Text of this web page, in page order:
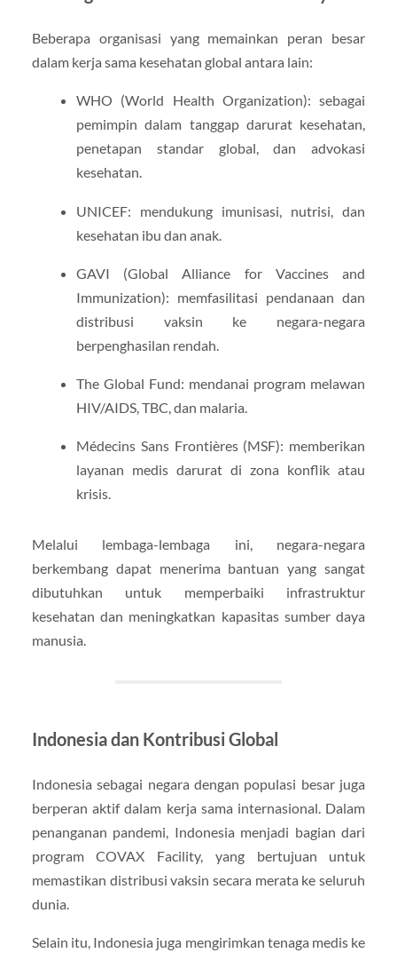
Beberapa organisasi yang memainkan peran besar
dalam kerja sama kesehatan global antara lain:
WHO (World Health Organization): sebagai
pemimpin dalam tanggap darurat kesehatan,
penetapan standar global, dan advokasi
kesehatan.
UNICEF: mendukung imunisasi, nutrisi, dan
kesehatan ibu dan anak.
GAVI (Global Alliance for Vaccines and
Immunization): memfasilitasi pendanaan dan
distribusi vaksin ke negara-negara
berpenghasilan rendah.
The Global Fund: mendanai program melawan
HIV/AIDS, TBC, dan malaria.
Médecins Sans Frontières (MSF): memberikan
layanan medis darurat di zona konflik atau
krisis.
Melalui lembaga-lembaga ini, negara-negara
berkembang dapat menerima bantuan yang sangat
dibutuhkan untuk memperbaiki infrastruktur
kesehatan dan meningkatkan kapasitas sumber daya
manusia.
Indonesia dan Kontribusi Global
Indonesia sebagai negara dengan populasi besar juga
berperan aktif dalam kerja sama internasional. Dalam
penanganan pandemi, Indonesia menjadi bagian dari
program COVAX Facility, yang bertujuan untuk
memastikan distribusi vaksin secara merata ke seluruh
dunia.
Selain itu, Indonesia juga mengirimkan tenaga medis ke